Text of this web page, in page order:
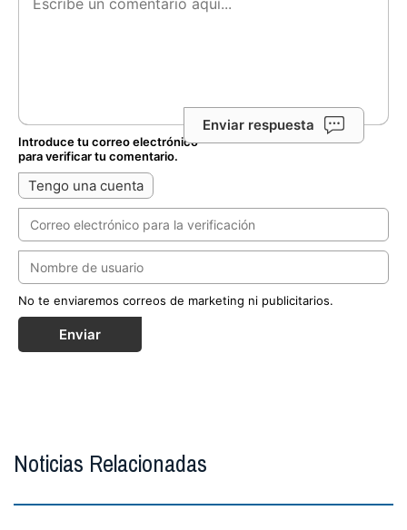
Enviar respuesta
Introduce tu correo electrónico
para verificar tu comentario.
Tengo una cuenta
No te enviaremos correos de marketing ni publicitarios.
Enviar
Noticias Relacionadas